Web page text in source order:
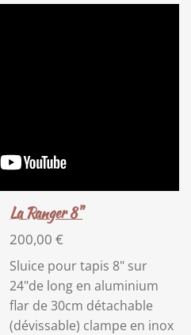
La Ranger 8"
200,00 €
Sluice pour tapis 8" sur
24"de long en aluminium
flar de 30cm détachable
(dévissable) clampe en inox